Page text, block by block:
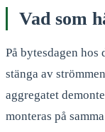
Vad som
På bytesdagen
stänga av
aggregatet
monteras på